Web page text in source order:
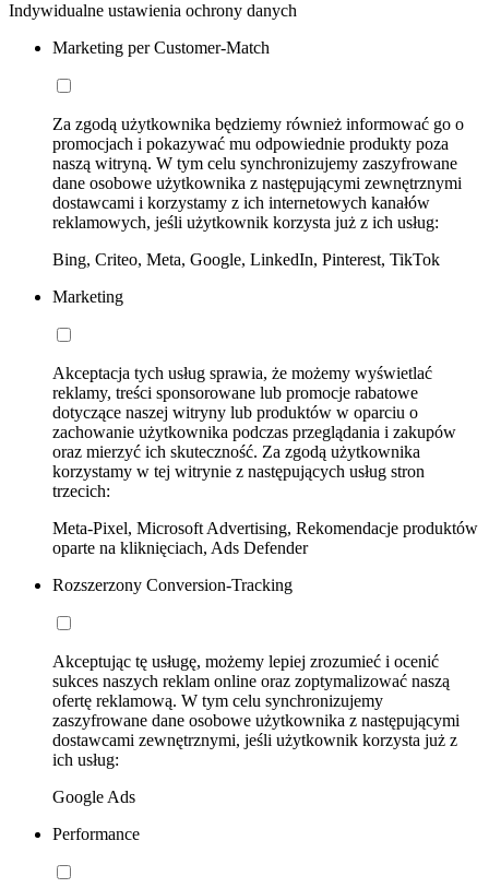
Indywidualne ustawienia ochrony danych
Marketing per Customer-Match
Za zgodą użytkownika będziemy również informować go o
promocjach i pokazywać mu odpowiednie produkty poza
naszą witryną. W tym celu synchronizujemy zaszyfrowane
dane osobowe użytkownika z następującymi zewnętrznymi
dostawcami i korzystamy z ich internetowych kanałów
reklamowych, jeśli użytkownik korzysta już z ich usług:
Bing, Criteo, Meta, Google, LinkedIn, Pinterest, TikTok
Marketing
Akceptacja tych usług sprawia, że możemy wyświetlać
reklamy, treści sponsorowane lub promocje rabatowe
dotyczące naszej witryny lub produktów w oparciu o
zachowanie użytkownika podczas przeglądania i zakupów
oraz mierzyć ich skuteczność. Za zgodą użytkownika
korzystamy w tej witrynie z następujących usług stron
trzecich:
Meta-Pixel, Microsoft Advertising, Rekomendacje produktów
oparte na kliknięciach, Ads Defender
Rozszerzony Conversion-Tracking
Akceptując tę usługę, możemy lepiej zrozumieć i ocenić
sukces naszych reklam online oraz zoptymalizować naszą
ofertę reklamową. W tym celu synchronizujemy
zaszyfrowane dane osobowe użytkownika z następującymi
dostawcami zewnętrznymi, jeśli użytkownik korzysta już z
ich usług:
Google Ads
Performance